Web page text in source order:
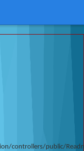
controllers/public/